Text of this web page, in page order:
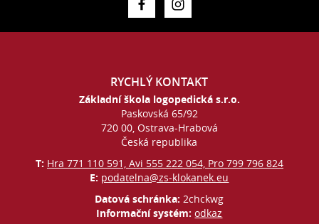
RYCHLÝ KONTAKT
Základní škola logopedická s.r.o.
Paskovská 65/92
720 00, Ostrava-Hrabová
Česká republika
T: Hra 771 110 591, Avi 555 222 054, Pro 799 796 824
E: podatelna@zs-klokanek.eu
Datová schránka: 2chckwg
Informační systém:odkaz